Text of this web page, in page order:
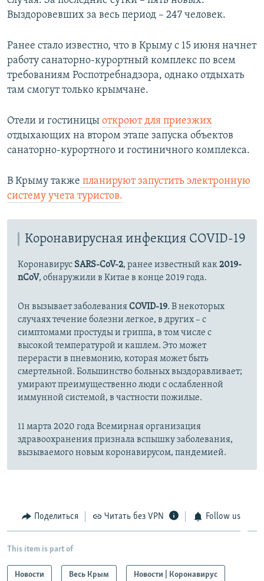
Выздоровевших за весь период – 247 человек.
Ранее стало известно, что в Крыму с 15 июня начнет
работу санаторно-курортный комплекс по всем
требованиям Роспотребнадзора, однако отдыхать
там смогут только крымчане.
Отели и гостиницы откроют для приезжих
отдыхающих на втором этапе запуска объектов
санаторно-курортного и гостиничного комплекса.
В Крыму также планируют запустить электронную
систему учета туристов.
Коронавирусная инфекция COVID-19
Коронавирус SARS-CoV-2, ранее известный как2019-
nCoV, обнаружили в Китае в конце 2019 года.
Он вызывает заболеванияCOVID-19. В некоторых
случаях течение болезни легкое, в других – с
симптомами простуды и гриппа, в том числе с
высокой температурой и кашлем. Это может
перерасти в пневмонию, которая может быть
смертельной. Большинство больных выздоравливает;
умирают преимущественно люди с ослабленной
иммунной системой, в частности пожилые.
11 марта 2020 года Всемирная организация
здравоохранения признала вспышку заболевания,
вызываемого новым коронавирусом, пандемией.
Поделиться Читать без VPN Follow us
This item is part of
Новости Весь Крым Новости | Коронавирус